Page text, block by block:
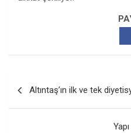
gezinmesi
Altıntaş’ın ilk ve tek